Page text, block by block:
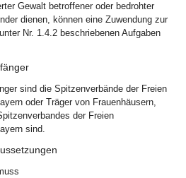
Gewalt betroffener oder bedrohter
dienen, können eine Zuwendung zur
Nr. 1.4.2 beschriebenen Aufgaben
sind die Spitzenverbände der Freien
oder Träger von Frauenhäusern,
der Freien
sind.